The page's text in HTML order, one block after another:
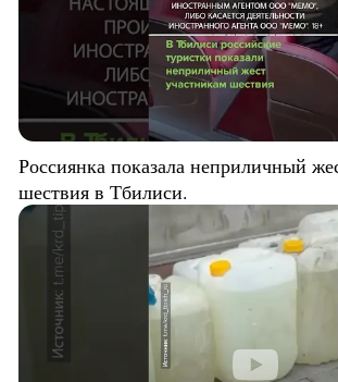
Россиянка показала неприличный
шествия в Тбилиси.